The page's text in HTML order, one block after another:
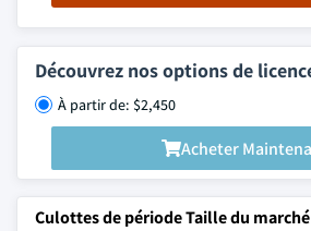
Découvrez nos options de
À partir de: $2,450
Acheter
Culottes de période Taille du marché